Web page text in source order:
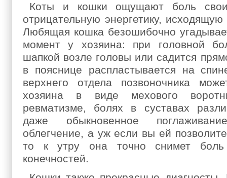
Коты и кошки ощущают боль
отрицательную энергетику,
Любящая кошка безошибочно
момент у хозяина: при головной
шапкой возле головы или садится
в пояснице распластывается на
верхнего отдела позвоночника
хозяина в виде мехового
ревматизме, болях в суставах
даже обыкновенное
облегчение, а уж если вы ей
то к утру она точно снимет
конечностей.